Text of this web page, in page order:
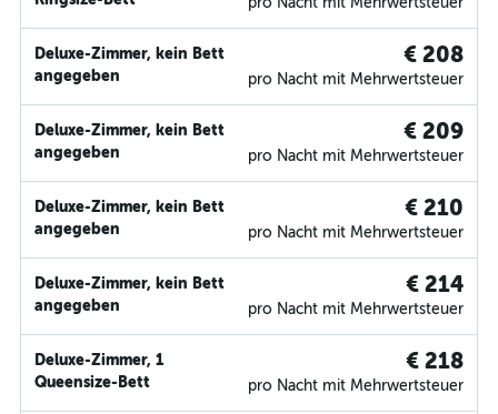
Deluxe-Zimmer, kein Bett
angegeben
€ 208
pro Nacht mit Mehrwertsteuer
Deluxe-Zimmer, kein Bett
angegeben
€ 209
pro Nacht mit Mehrwertsteuer
Deluxe-Zimmer, kein Bett
angegeben
€ 210
pro Nacht mit Mehrwertsteuer
Deluxe-Zimmer, kein Bett
angegeben
€ 214
pro Nacht mit Mehrwertsteuer
Deluxe-Zimmer, 1
Queensize-Bett
€ 218
pro Nacht mit Mehrwertsteuer